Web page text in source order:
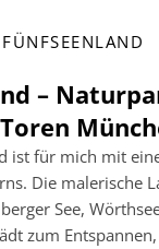
FÜNFSEENLAND
–
ist für mich mit
Die malerische
See,
zum